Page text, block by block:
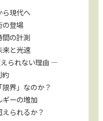
ら現代へ
の登場
間の計測
来と光速
られない理由 —
約
界」なのか？
ーの増加
られるか？